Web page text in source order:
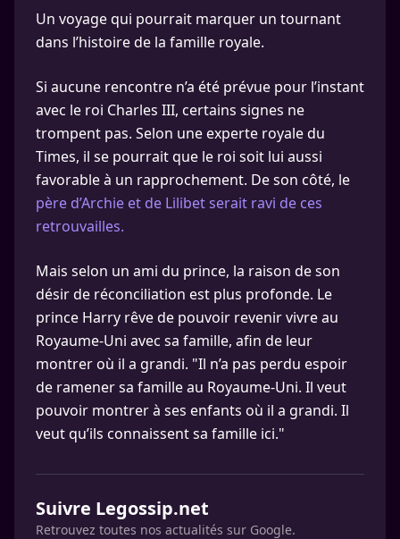
Un voyage qui pourrait marquer un tournant
dans l’histoire de la famille royale.
Si aucune rencontre n’a été prévue pour l’instant
avec le roi Charles III, certains signes ne
trompent pas. Selon une experte royale du
Times, il se pourrait que le roi soit lui aussi
favorable à un rapprochement. De son côté, le
père d’Archie et de Lilibet serait ravi de ces
retrouvailles.
Mais selon un ami du prince, la raison de son
désir de réconciliation est plus profonde. Le
prince Harry rêve de pouvoir revenir vivre au
Royaume-Uni avec sa famille, afin de leur
montrer où il a grandi. "Il n’a pas perdu espoir
de ramener sa famille au Royaume-Uni. Il veut
pouvoir montrer à ses enfants où il a grandi. Il
veut qu’ils connaissent sa famille ici."
Suivre Legossip.net
Retrouvez toutes nos actualités sur Google.